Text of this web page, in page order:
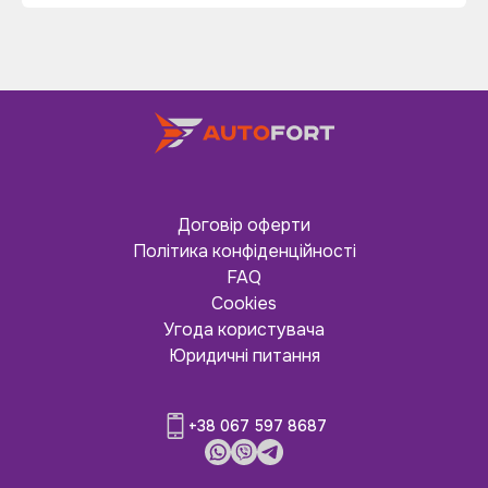
Договір оферти
Політика конфіденційності
FAQ
Cookies
Угода користувача
Юридичні питання
+38 067 597 8687